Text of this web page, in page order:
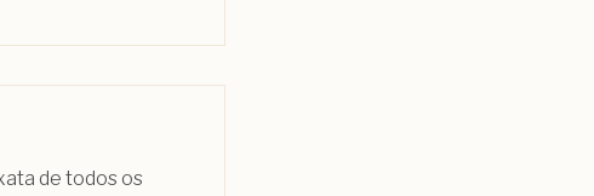
de todos os